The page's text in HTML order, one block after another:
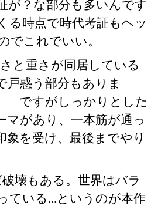
が？な部分も多いんです
る時点で時代考証もヘッ
でこれでいい。
と重さが同居している
戸惑う部分もありま
ですがしっかりとした
マがあり、一本筋が通っ
象を受け、最後までやり
壊もある。世界はバラ
ている...というのが本作